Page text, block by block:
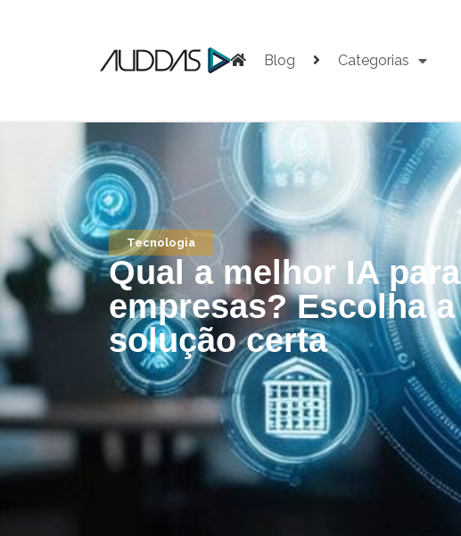
Blog Categorias
Tecnologia
Qual a melhor IA para
empresas? Escolha a
solução certa